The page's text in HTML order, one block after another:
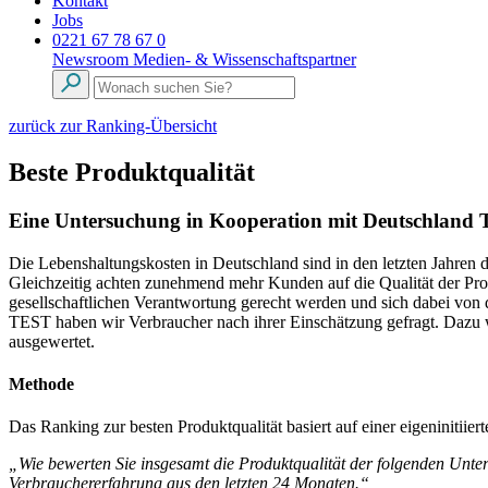
Jobs
0221 67 78 67 0
Newsroom Medien- & Wissenschaftspartner
zurück zur Ranking-Übersicht
Beste Produktqualität
Eine Untersuchung in Kooperation mit Deutschland
Die Lebenshaltungskosten in Deutschland sind in den letzten
Gleichzeitig achten zunehmend mehr Kunden auf die Qualität der
gesellschaftlichen Verantwortung gerecht werden und sich dabei
TEST haben wir Verbraucher nach ihrer Einschätzung gefragt.
ausgewertet.
Methode
Das Ranking zur besten Produktqualität basiert auf einer
„Wie bewerten Sie insgesamt die Produktqualität der folgenden
Verbrauchererfahrung aus den letzten 24 Monaten.“